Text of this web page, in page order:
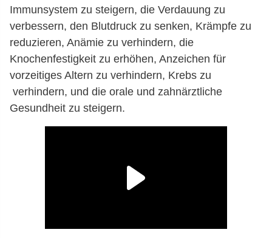
Immunsystem zu steigern, die Verdauung zu
verbessern, den Blutdruck zu senken, Krämpfe zu
reduzieren, Anämie zu verhindern, die
Knochenfestigkeit zu erhöhen, Anzeichen für
vorzeitiges Altern zu verhindern, Krebs zu
verhindern, und die orale und zahnärztliche
Gesundheit zu steigern.